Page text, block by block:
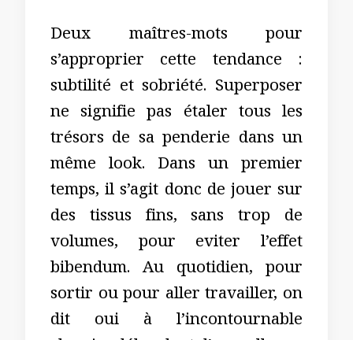
Deux maîtres-mots pour
s’approprier cette tendance :
subtilité et sobriété. Superposer
ne signifie pas étaler tous les
trésors de sa penderie dans un
même look. Dans un premier
temps, il s’agit donc de jouer sur
des tissus fins, sans trop de
volumes, pour eviter l’effet
bibendum. Au quotidien, pour
sortir ou pour aller travailler, on
dit oui à l’incontournable